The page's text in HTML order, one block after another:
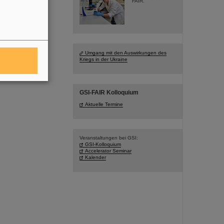
Umgang mit den Auswirkungen des
Kriegs in der Ukraine
GSI-FAIR Kolloquium
Aktuelle Termine
Veranstaltungen bei GSI:
GSI-Kolloquium
Accelerator Seminar
Kalender